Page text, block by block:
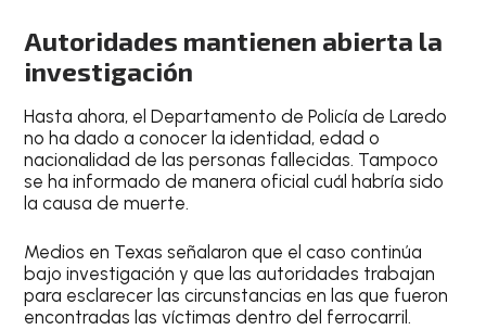
Autoridades mantienen abierta la
investigación
Hasta ahora, el Departamento de Policía de Laredo
no ha dado a conocer la identidad, edad o
nacionalidad de las personas fallecidas. Tampoco
se ha informado de manera oficial cuál habría sido
la causa de muerte.
Medios en Texas señalaron que el caso continúa
bajo investigación y que las autoridades trabajan
para esclarecer las circunstancias en las que fueron
encontradas las víctimas dentro del ferrocarril.